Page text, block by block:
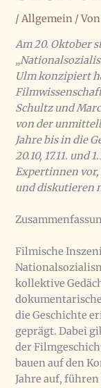
/Allgemein /
Am 20. Oktober
Ulm konzipiert
Schultz und
von der
Jahre bis in die
20.10, 17.11. und
Expertinnen
und diskutieren
Filmische
kollektive
die Geschichte
geprägt. Dabei
der
bauen auf den
Jahre auf,